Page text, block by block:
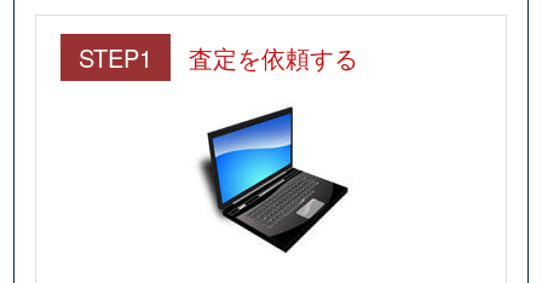
STEP1 査定を依頼する